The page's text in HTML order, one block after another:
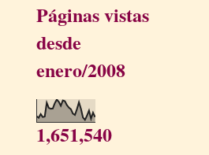
Páginas vistas
desde
enero/2008
1,651,540